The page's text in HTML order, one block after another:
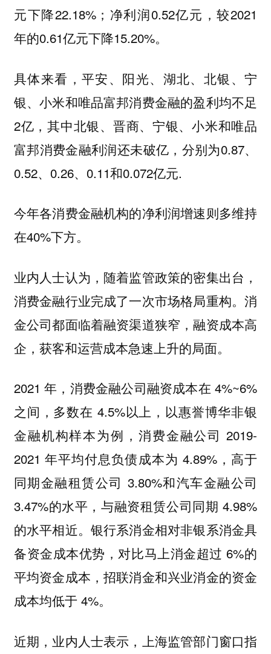
元下降22.18%；净利润0.52亿元，较2021
年的0.61亿元下降15.20%。
具体来看，平安、阳光、湖北、北银、宁
银、小米和唯品富邦消费金融的盈利均不足
2亿，其中北银、晋商、宁银、小米和唯品
富邦消费金融利润还未破亿，分别为0.87、
0.52、0.26、0.11和0.072亿元.
今年各消费金融机构的净利润增速则多维持
在40%下方。
业内人士认为，随着监管政策的密集出台，
消费金融行业完成了一次市场格局重构。消
金公司都面临着融资渠道狭窄，融资成本高
企，获客和运营成本急速上升的局面。
2021 年，消费金融公司融资成本在 4%~6%
之间，多数在 4.5%以上，以惠誉博华非银
金融机构样本为例，消费金融公司 2019-
2021 年平均付息负债成本为 4.89%，高于
同期金融租赁公司 3.80%和汽车金融公司
3.47%的水平，与融资租赁公司同期 4.98%
的水平相近。银行系消金相对非银系消金具
备资金成本优势，对比马上消金超过 6%的
平均资金成本，招联消金和兴业消金的资金
成本均低于 4%。
近期，业内人士表示，上海监管部门窗口指